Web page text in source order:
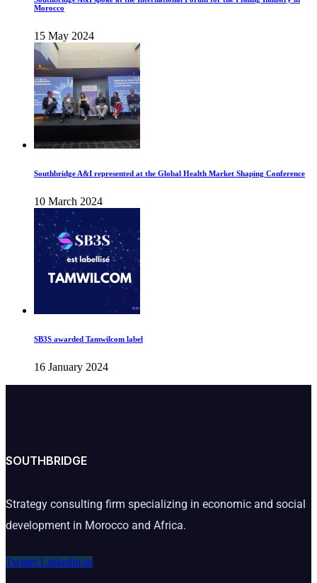
Morocco
15 May 2024
Southbridge A&I represented at the Global Health Market Shaping Conference
10 March 2024
SB3S awarded Tamwilcom label
16 January 2024
SOUTHBRIDGE
Strategy consulting firm specializing in economic and social
development in Morocco and Africa.
Twitter Linkedin-in